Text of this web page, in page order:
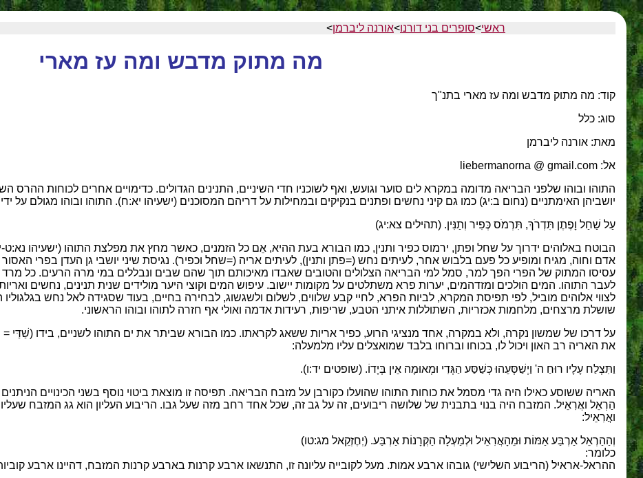
ראשי>סופרים בני דורנו>אורנה ליברמן>
מה מתוק מדבש ומה עז מארי
קוד: מה מתוק מדבש ומה עז מארי בתנ"ך
סוג: כלל
מאת: אורנה ליברמן
אל: liebermanorna @ gmail.com
התוהו ובוהו שלפני הבריאה מדומה במקרא לים סוער וגועש, ואף לשוכניו חדי השיניים, התנינים הגדולים. כדימויים אחרים לכוחות
יושביהן האימתניים (נחום ב:יג) כמו גם קיני נחשים ופתנים בנקיקים ובמחילות על דריהם המסוכנים (ישעיהו יא:ח). התוהו ובוהו מגולם על
עַל שַׁחַל וָפֶתֶן תִּדְרֹךְ, תִּרְמֹס כְּפִיר וְתַנִּין. (תהילים צא:יג)
הבוטח באלוהים ידרוך על שחל ופתן, ירמוס כפיר ותנין, כמו הבורא בעת ההיא, אֵם כל הזמנים, כאשר מחץ את מפלצת התוהו (ישעיהו
אדם וחוה, מגיח ומופיע כל פעם בלבוש אחר, לעיתים נחש (=פתן ותנין), לעיתים אריה (=שחל וכפיר). נגיסת שיני יושבי גן העדן בפרי
עסיסו המתוק של הפרי הפך למר, סמל למי הבריאה הצלולים והטובים שאבדו מאיכותם תוך שהם שבים ונבללים במי מרה הרעים. כל מרד
לעבר התוהו. המים הולכים ומזדהמים, יערות פרא משתלטים על מקומות יישוב. עיפוש המים וקוצי היער מולידים שנית תנינים, נחשים
לצווי אלוהים מוביל, לפי תפיסת המקרא, לביות הפרא, לחיי קבע שלווים, לשלום ולשגשוג, לבחירה בחיים, בעוד שסגידה לאל נחש בגלגוליו
שושלת מרצחים, מלחמות אכזריות, השתוללות איתני הטבע, שריפות, רעידות אדמה ואולי אף חזרה לתוהו ובוהו הראשוני.
על דרכו של שמשון נקרה, ולא במקרה, אחד מנציגי הרוע, כפיר אריות ששאג לקראתו. כמו הבורא שביתר את ים התוהו לשניים, בידו (שַׁדַּי
את האריה רב האון ויכול לו, בכוחו וברוחו בלבד שמואצלים עליו מלמעלה:
וַתִּצְלַח עָלָיו רוּחַ ה' וַיְשַׁסְּעֵהוּ כְּשַׁסַּע הַגְּדִי וּמְאוּמָה אֵין בְּיָדוֹ. (שופטים יד:ו).
האריה ששוסע כאילו היה גדי מסמל את כוחות התוהו שהועלו כקורבן על מזבח הבריאה. תפיסה זו מוצאת ביטוי נוסף בשני הכינויים
הַרְאֵל ואֲרִאֵיל. המזבח היה בנוי בתבנית של שלושה ריבועים, זה על גב זה, שכל אחד רחב מזה שעל גבו. הריבוע העליון הוא גג המזבח
ואֲרִאֵיל:
וְהַהַרְאֵל אַרְבַּע אַמּוֹת וּמֵהָאֲרִאֵיל וּלְמַעְלָה הַקְּרָנוֹת אַרְבַּע. (יְחֶזְקֵאל מג:טו)
כלומר:
ההראל-אראיל (הריבוע השלישי) גובהו ארבע אמות. מעל לקובייה עליונה זו, התנשאו ארבע קרנות בארבע קרנות המזבח, דהיינו ארבע